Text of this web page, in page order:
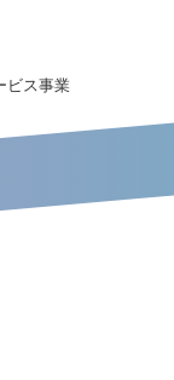
ビス事業